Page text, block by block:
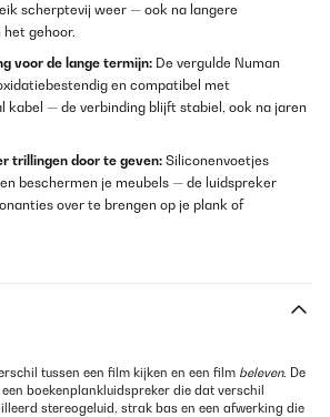
scherptevij weer — ook na langere
gehoor.
voor de lange termijn: De vergulde Numan
en compatibel met
kabel — de verbinding blijft stabiel, ook na jaren
trillingen door te geven: Siliconenvoetjes
beschermen je meubels — de luidspreker
over te brengen op je plank of
tussen een film kijken en een film beleven. De
boekenplankluidspreker die dat verschil
stereogeluid, strak bas en een afwerking die